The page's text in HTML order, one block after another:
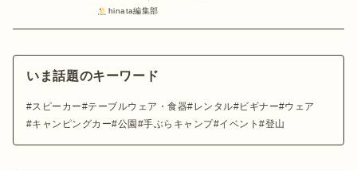
hinata編集部
いま話題のキーワード
スピーカー テーブルウェア・食器 レンタル ビギナー
ウェア
キャンピングカー 公園 手ぶらキャンプ イベント 登山